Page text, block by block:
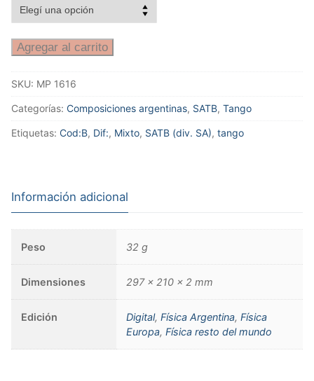
Agregar al carrito
SKU: MP 1616
Categorías: Composiciones argentinas, SATB, Tango
Etiquetas: Cod:B, Dif:, Mixto, SATB (div. SA), tango
Información adicional
Peso 32 g
Dimensiones 297 × 210 × 2 mm
Edición Digital,Física Argentina,Física
Europa,Física resto del mundo